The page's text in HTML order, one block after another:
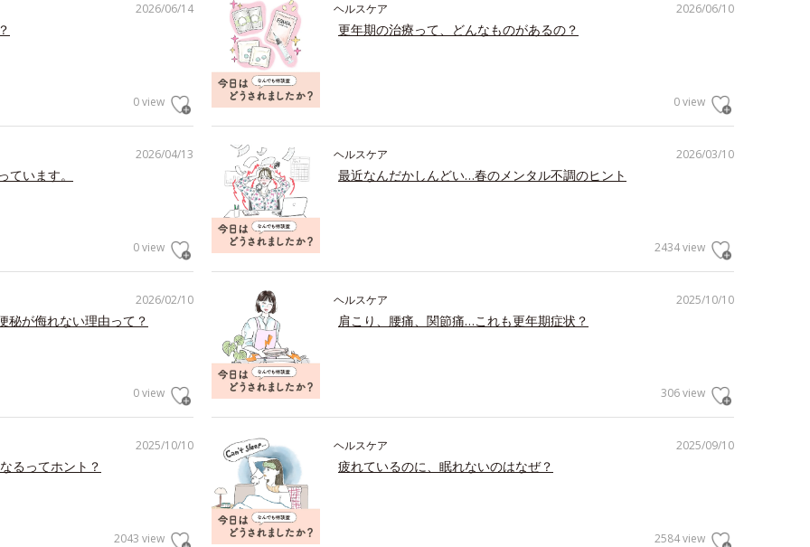
2026/06/14
0 view
2026/06/10
ヘルスケア
更年期の治療って、どんなものがあるの？
0 view
2026/04/13
います。
0 view
2026/03/10
ヘルスケア
最近なんだかしんどい…春のメンタル不調のヒント
2434 view
2026/02/10
秘が侮れない理由って？
0 view
2025/10/10
ヘルスケア
肩こり、腰痛、関節痛…これも更年期症状？
306 view
2025/10/10
るってホント？
2043 view
2025/09/10
ヘルスケア
疲れているのに、眠れないのはなぜ？
2584 view